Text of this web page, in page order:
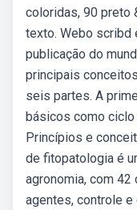
coloridas, 90 preto
texto. Webo scribd
publicação do
principais
seis partes. A
básicos como ciclo
Princípios e
de fitopatologia é
agronomia, com
agentes, controle